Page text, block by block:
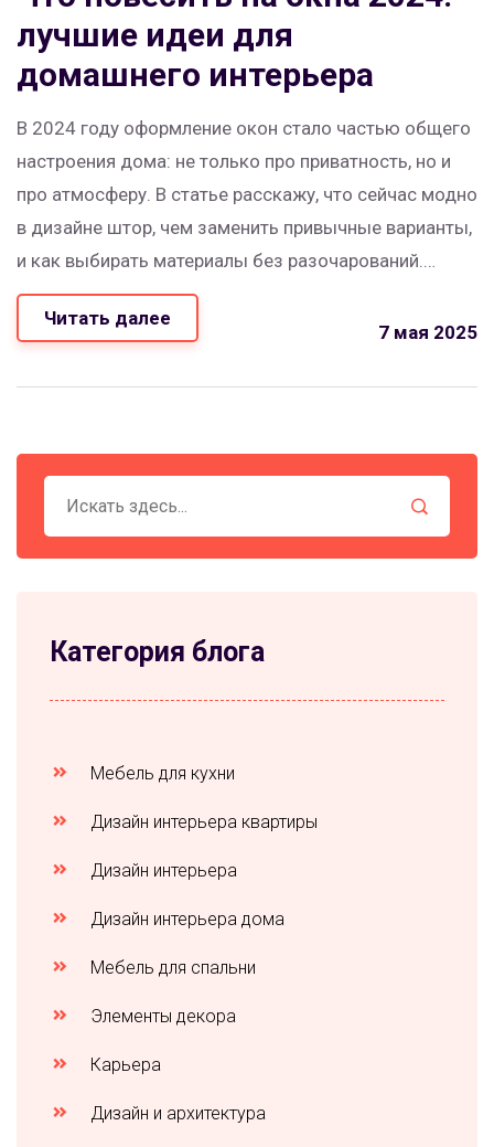
лучшие идеи для
домашнего интерьера
В 2024 году оформление окон стало частью общего
настроения дома: не только про приватность, но и
про атмосферу. В статье расскажу, что сейчас модно
в дизайне штор, чем заменить привычные варианты,
и как выбирать материалы без разочарований.
Вспомню неожиданные тренды, поделюсь
конкретными советами и дам полезные лайфхаки
примеров, которые помогут подобрать свой стиль и
Читать далее
7 мая 2025
Категория блога
Мебель для кухни
Дизайн интерьера квартиры
Дизайн интерьера
Дизайн интерьера дома
Мебель для спальни
Элементы декора
Карьера
Дизайн и архитектура